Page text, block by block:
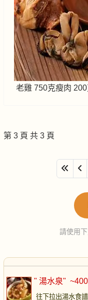
老雞 750克瘦肉
第 3 頁 共 3 頁
請使用
" 湯水泉"
往下拉出湯水食